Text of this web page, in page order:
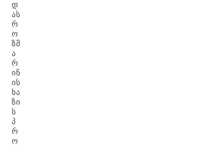
Დ
ᲐᲡ
Რ
Ო
ᲖᲛ
Ა
Რ
ᲘᲜ
ᲘᲡ
ᲮᲐ
ᲖᲘ
Ს
Პ
Რ
Ო